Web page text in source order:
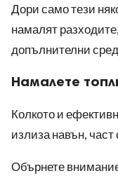
Дори само тези
намалят
допълнителни
Намалете
Колкото и
излиза навън, част
Обърнете